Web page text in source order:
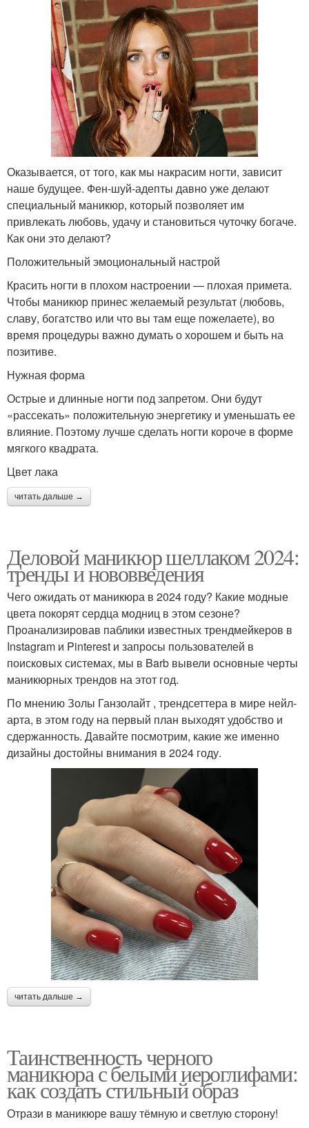
Оказывается, от того, как мы накрасим ногти, зависит
наше будущее. Фен-шуй-адепты давно уже делают
специальный маникюр, который позволяет им
привлекать любовь, удачу и становиться чуточку богаче.
Как они это делают?
Положительный эмоциональный настрой
Красить ногти в плохом настроении — плохая примета.
Чтобы маникюр принес желаемый результат (любовь,
славу, богатство или что вы там еще пожелаете), во
время процедуры важно думать о хорошем и быть на
позитиве.
Нужная форма
Острые и длинные ногти под запретом. Они будут
«рассекать» положительную энергетику и уменьшать ее
влияние. Поэтому лучше сделать ногти короче в форме
мягкого квадрата.
Цвет лака
читать дальше →
Деловой маникюр шеллаком 2024:
тренды и нововведения
Чего ожидать от маникюра в 2024 году? Какие модные
цвета покорят сердца модниц в этом сезоне?
Проанализировав паблики известных трендмейкеров в
Instagram и Pinterest и запросы пользователей в
поисковых системах, мы в Barb вывели основные черты
маникюрных трендов на этот год.
По мнению Золы Ганзолайт , трендсеттера в мире нейл-
арта, в этом году на первый план выходят удобство и
сдержанность. Давайте посмотрим, какие же именно
дизайны достойны внимания в 2024 году.
читать дальше →
Таинственность черного
маникюра с белыми иероглифами:
как создать стильный образ
Отрази в маникюре вашу тёмную и светлую сторону!